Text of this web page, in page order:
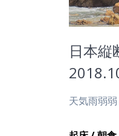
日本縦
天気雨弱